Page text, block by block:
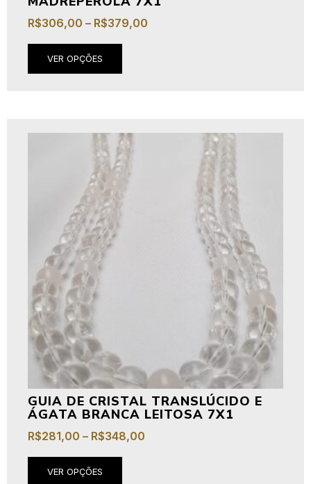
R$306,00 – R$379,00
VER OPÇÕES
GUIA DE CRISTAL TRANSLÚCIDO E
ÁGATA BRANCA LEITOSA 7X1
R$281,00 – R$348,00
VER OPÇÕES